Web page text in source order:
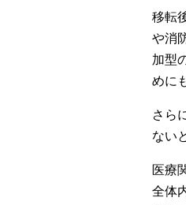
移転
や消
加型
めに
さら
ない
医療
全体